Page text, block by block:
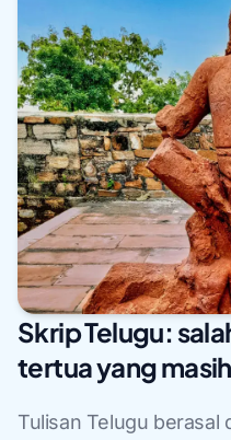
Skrip Telugu:
tertua yang
Tulisan Telugu berasal